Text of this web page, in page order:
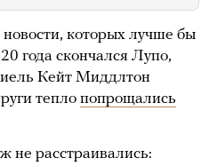
новости, которых лучше бы
года скончался Лупо,
Кейт Миддлтон
тепло попрощались
не расстраивались: